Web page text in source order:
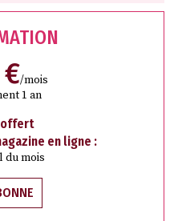
/mois
1 an
offert
en ligne :
du mois